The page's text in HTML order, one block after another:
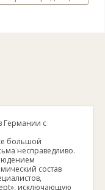
Германии с
большой
несправедливо.
состав
исключающую